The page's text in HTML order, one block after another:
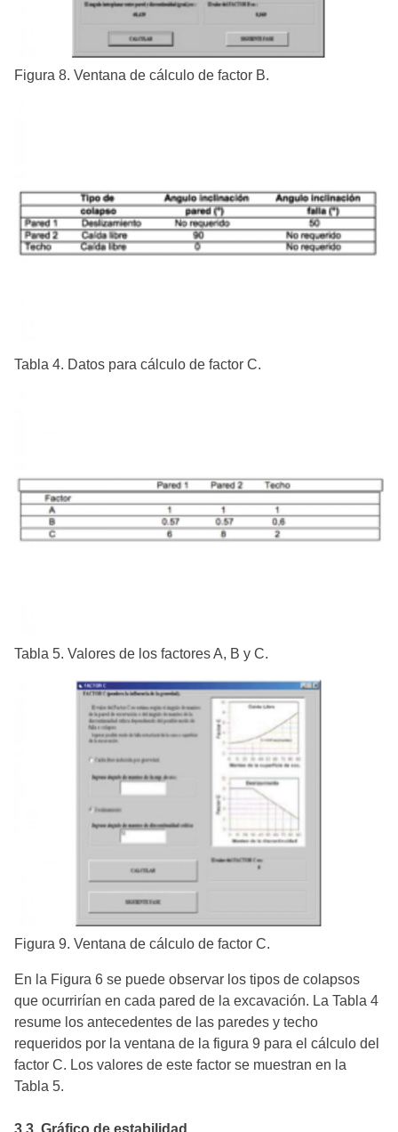
Figura 8. Ventana de cálculo de factor B.
Tabla 4. Datos para cálculo de factor C.
Tabla 5. Valores de los factores A, B y C.
Figura 9. Ventana de cálculo de factor C.
En la Figura 6 se puede observar los tipos de colapsos
que ocurrirían en cada pared de la excavación. La Tabla 4
resume los antecedentes de las paredes y techo
requeridos por la ventana de la figura 9 para el cálculo del
factor C. Los valores de este factor se muestran en la
Tabla 5.
3.3. Gráfico de estabilidad